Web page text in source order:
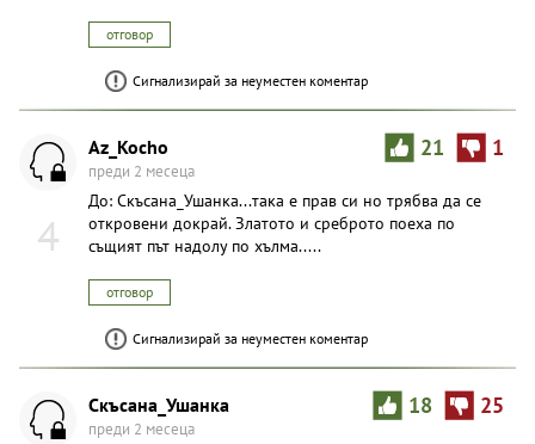
отговор
Сигнализирай за неуместен коментар
4
21 1
Az_Kocho
преди 2 месеца
До: Скъсана_Ушанка...така е прав си но трябва да се
откровени докрай. Златото и среброто поеха по
същият път надолу по хълма.....
отговор
Сигнализирай за неуместен коментар
18 25
Скъсана_Ушанка
преди 2 месеца